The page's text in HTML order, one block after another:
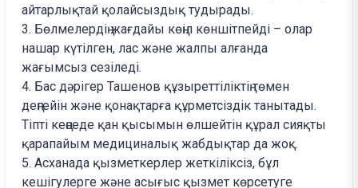
айтарлықтай қолайсыздық тудырады.
3. Бөлмелердің жағдайы көңіл көншітпейді – олар
нашар күтілген, лас және жалпы алғанда
жағымсыз сезіледі.
4. Бас дәрігер Ташенов құзыреттіліктің төмен
деңгейін және қонақтарға құрметсіздік танытады.
Тіпті кеңседе қан қысымын өлшейтін құрал сияқты
қарапайым медициналық жабдықтар да жоқ.
5. Асханада қызметкерлер жеткіліксіз, бұл
кешігулерге және асығыс қызмет көрсетуге